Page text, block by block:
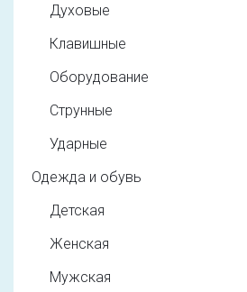
Духовые
Клавишные
Оборудование
Струнные
Ударные
Одежда и обувь
Детская
Женская
Мужская